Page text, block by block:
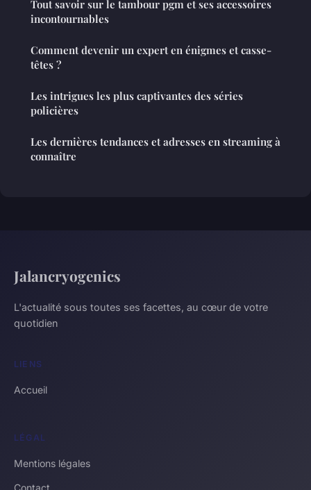
Tout savoir sur le tambour pgm et ses accessoires
incontournables
Comment devenir un expert en énigmes et casse-
têtes ?
Les intrigues les plus captivantes des séries
policières
Les dernières tendances et adresses en streaming à
connaître
Jalancryogenics
L'actualité sous toutes ses facettes, au cœur de votre
quotidien
LIENS
Accueil
LÉGAL
Mentions légales
Contact